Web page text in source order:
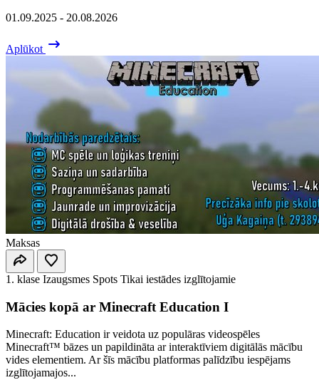
01.09.2025 - 20.08.2026
Aplūkot
Maksas
1. klase Izaugsmes Spots Tikai iestādes izglītojamie
Mācies kopā ar Minecraft Education I
Minecraft: Education ir veidota uz populāras videospēles
Minecraft™ bāzes un papildināta ar interaktīviem digitālās mācību
vides elementiem. Ar šīs mācību platformas palīdzību iespējams
izglītojamajos...